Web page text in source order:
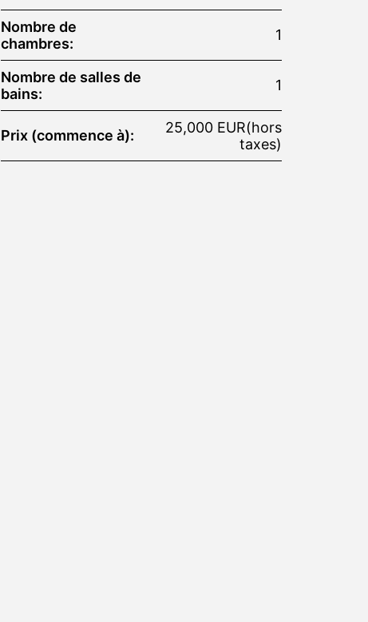
Nombre de
chambres:
1
Nombre de salles de
bains:
1
Prix (commence à):
25,000 EUR(hors
taxes)